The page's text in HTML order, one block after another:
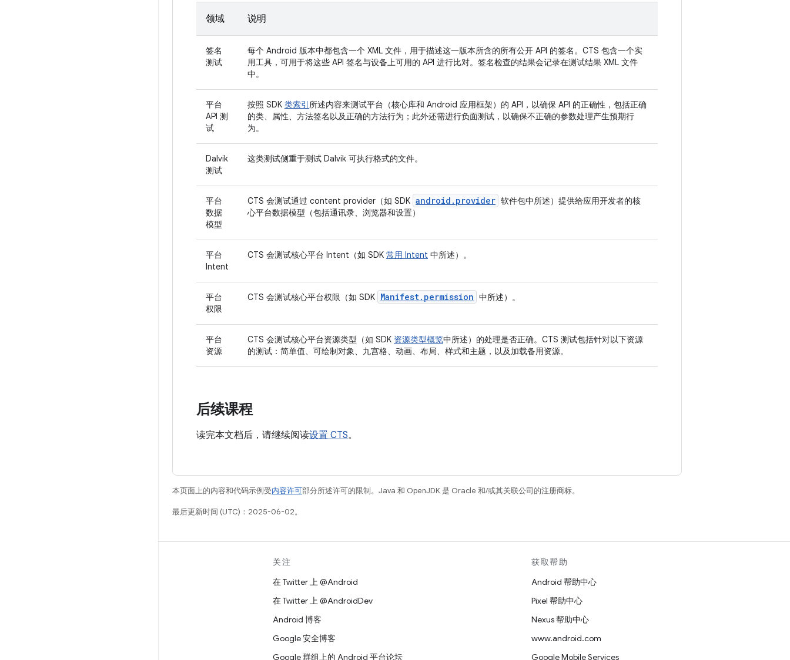
领域 说明
签名
测试
每个 Android 版本中都包含一个 XML 文件，用于描述这一版本所含的所有公开 API 的签名。CTS 包含一个实
用工具，可用于将这些 API 签名与设备上可用的 API 进行比对。签名检查的结果会记录在测试结果 XML 文件
中。
平台
API 测
试
按照 SDK 类索引 所述内容来测试平台（核心库和 Android 应用框架）的 API，以确保 API 的正确性，包括正确
的类、属性、方法签名以及正确的方法行为；此外还需进行负面测试，以确保不正确的参数处理产生预期行
为。
Dalvik
测试
这类测试侧重于测试 Dalvik 可执行格式的文件。
平台
数据
模型
CTS 会测试通过 content provider（如 SDK android.provider 软件包中所述）提供给应用开发者的核
心平台数据模型（包括通讯录、浏览器和设置）
平台
Intent
CTS 会测试核心平台 Intent（如 SDK 常用 Intent 中所述）。
平台
权限
CTS 会测试核心平台权限（如 SDK Manifest.permission 中所述）。
平台
资源
CTS 会测试核心平台资源类型（如 SDK 资源类型概览中所述）的处理是否正确。CTS 测试包括针对以下资源
的测试：简单值、可绘制对象、九宫格、动画、布局、样式和主题，以及加载备用资源。
后续课程
读完本文档后，请继续阅读设置 CTS。
本页面上的内容和代码示例受内容许可部分所述许可的限制。Java 和 OpenJDK 是 Oracle 和/或其关联公司的注册商标。
最后更新时间 (UTC)：2025-06-02。
关注
在 Twitter 上 @Android
在 Twitter 上 @AndroidDev
Android 博客
Google 安全博客
Google 群组上的 Android 平台论坛
获取帮助
Android 帮助中心
Pixel 帮助中心
Nexus 帮助中心
www.android.com
Google Mobile Services